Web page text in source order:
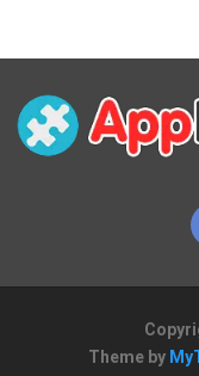
Theme by